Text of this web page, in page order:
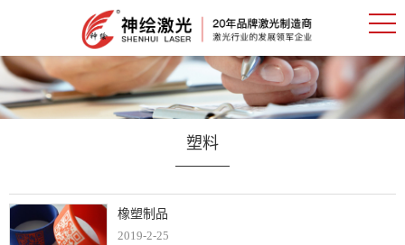
塑料
橡塑制品
2019-2-25